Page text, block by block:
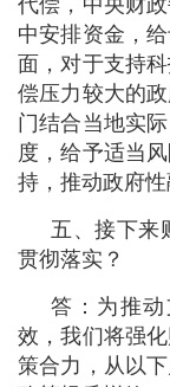
中安排资金，
面，对于支持
偿压力较大的
门结合当地实
度，给予适当
持，推动政府性
五、接下来
贯彻落实？
答：为推
效，我们将强
策合力，从以